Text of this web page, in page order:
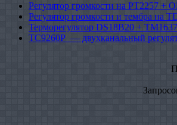
Регулятор громкости на PT2257 +
Регулятор громкости и тембра на
Терморегулятор DS18B20 +
TC9260P — двухканальный